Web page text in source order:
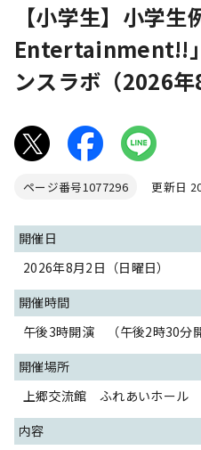
【小学生】小学
Entertainment!!
ンスラボ（2026年
ページ番号1077296 更新日
開催日
2026年8月2日（日曜日）
開催時間
午後3時開演 （午後2時30分開
開催場所
上郷交流館 ふれあいホール
内容